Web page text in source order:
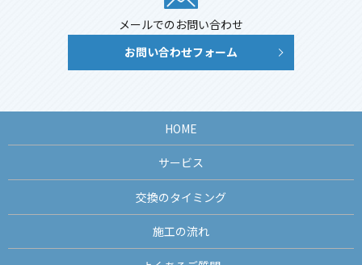
メールでのお問い合わせ
お問い合わせフォーム
HOME
サービス
交換のタイミング
施工の流れ